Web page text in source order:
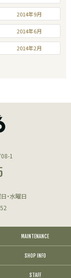
2014年9月
2014年6月
2014年2月
1
・水曜日
MAINTENANCE
SHOP INFO
STAFF